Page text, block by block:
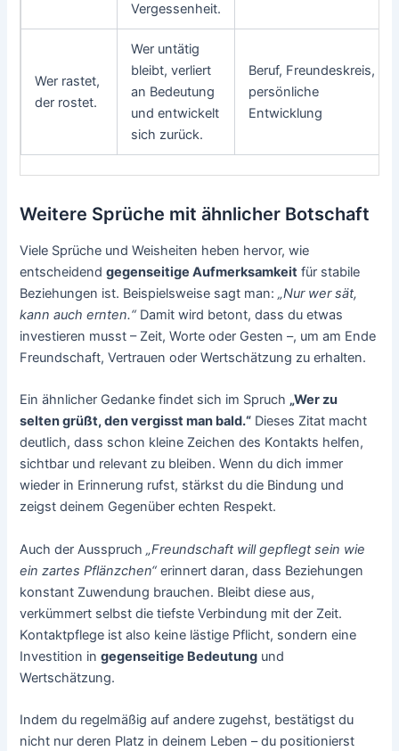
Vergessenheit.
Wer rastet,
der rostet.
Wer untätig
bleibt, verliert
an Bedeutung
und entwickelt
sich zurück.
Beruf, Freundeskreis,
persönliche
Entwicklung
Weitere Sprüche mit ähnlicher Botschaft
Viele Sprüche und Weisheiten heben hervor, wie
entscheidendgegenseitige Aufmerksamkeit für stabile
Beziehungen ist. Beispielsweise sagt man:„Nur wer sät,
kann auch ernten.“Damit wird betont, dass du etwas
investieren musst – Zeit, Worte oder Gesten –, um am Ende
Freundschaft, Vertrauen oder Wertschätzung zu erhalten.
Ein ähnlicher Gedanke findet sich im Spruch „Wer zu
selten grüßt, den vergisst man bald.“ Dieses Zitat macht
deutlich, dass schon kleine Zeichen des Kontakts helfen,
sichtbar und relevant zu bleiben. Wenn du dich immer
wieder in Erinnerung rufst, stärkst du die Bindung und
zeigst deinem Gegenüber echten Respekt.
Auch der Ausspruch„Freundschaft will gepflegt sein wie
ein zartes Pflänzchen“erinnert daran, dass Beziehungen
konstant Zuwendung brauchen. Bleibt diese aus,
verkümmert selbst die tiefste Verbindung mit der Zeit.
Kontaktpflege ist also keine lästige Pflicht, sondern eine
Investition ingegenseitige Bedeutung und
Wertschätzung.
Indem du regelmäßig auf andere zugehst, bestätigst du
nicht nur deren Platz in deinem Leben – du positionierst